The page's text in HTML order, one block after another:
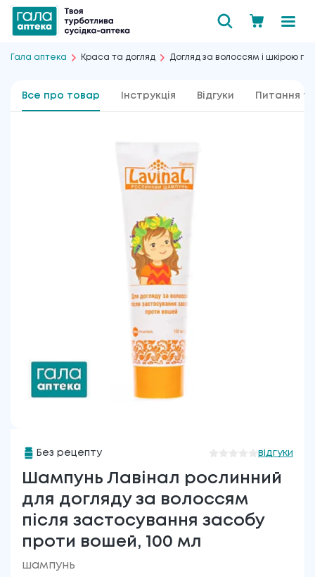
Гала аптека Краса та догляд Догляд за волоссям і шкірою
Все про товар Інструкція Відгуки Питання та
Без рецепту відгуки
Шампунь Лавінал рослинний
для догляду за волоссям
після застосування засобу
проти вошей, 100 мл
шампунь